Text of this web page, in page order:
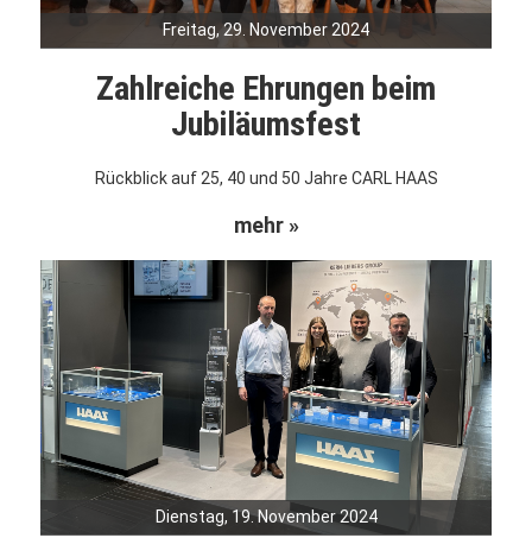
Freitag, 29. November 2024
Zahlreiche Ehrungen beim
Jubiläumsfest
Rückblick auf 25, 40 und 50 Jahre CARL HAAS
mehr »
Dienstag, 19. November 2024